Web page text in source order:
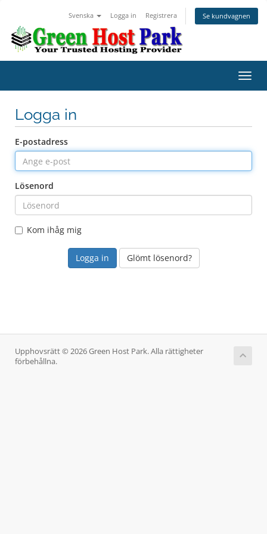
Svenska Logga in Registrera Se kundvagnen
Växla
Logga in
E-postadress
Lösenord
Kom ihåg mig
Glömt lösenord?
Upphovsrätt © 2026 Green Host Park. Alla rättigheter
förbehållna.